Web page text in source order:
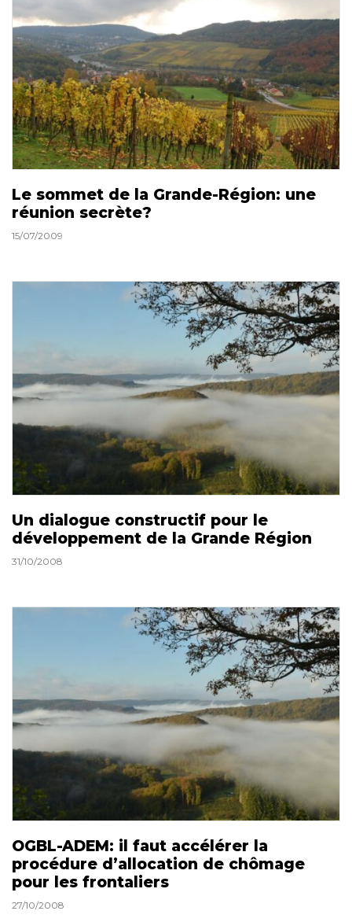
Le sommet de la Grande-Région: une
réunion secrète?
15/07/2009
Un dialogue constructif pour le
développement de la Grande Région
31/10/2008
OGBL-ADEM: il faut accélérer la
procédure d’allocation de chômage
pour les frontaliers
27/10/2008